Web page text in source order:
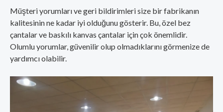
Müşteri yorumları ve geri bildirimleri size bir fabrikanın
kalitesinin ne kadar iyi olduğunu gösterir. Bu, özel bez
çantalar ve baskılı kanvas çantalar için çok önemlidir.
Olumlu yorumlar, güvenilir olup olmadıklarını görmenize de
yardımcı olabilir.